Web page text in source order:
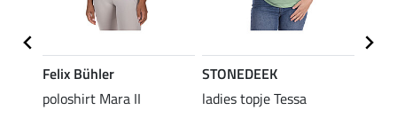
Felix Bühler
poloshirt Mara II
STONEDEEK
ladies topje Tessa